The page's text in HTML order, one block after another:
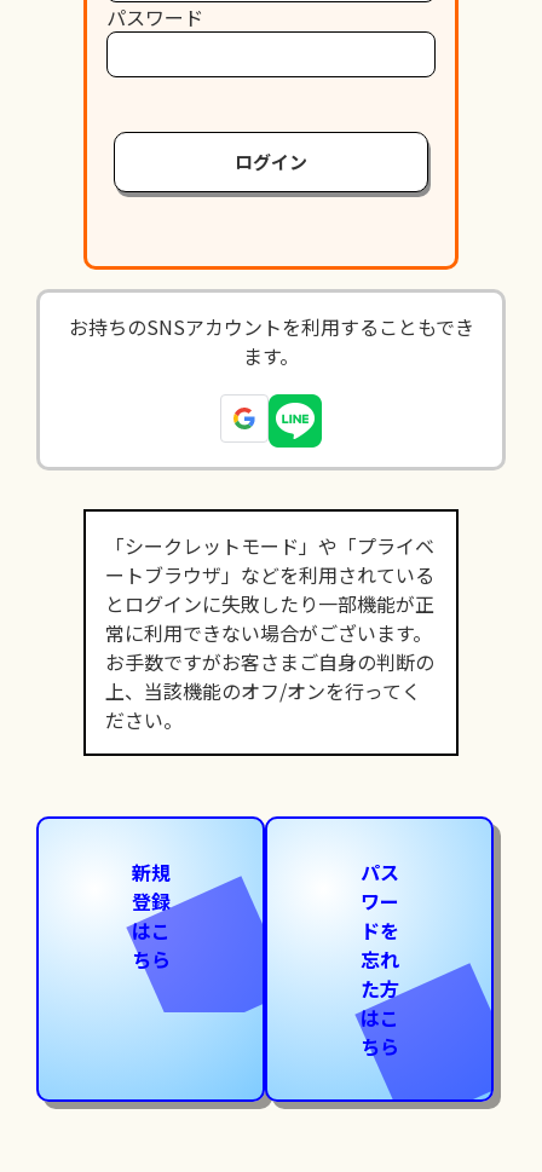
パスワード
ログイン
お持ちのSNSアカウントを利用することもでき
ます。
「シークレットモード」や「プライベ
ートブラウザ」などを利用されている
とログインに失敗したり一部機能が正
常に利用できない場合がございます。
お手数ですがお客さまご自身の判断の
上、当該機能のオフ/オンを行ってく
ださい。
新規
登録
はこ
ちら
パス
ワー
ドを
忘れ
た方
はこ
ちら